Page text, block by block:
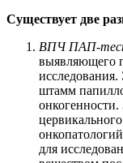
Существует две
ВПЧ ПАП-
выявляющего
исследования.
штамм
онкогенности.
для